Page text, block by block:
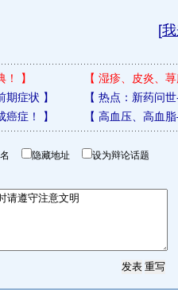
[
】 【 湿疹、皮炎、
期症状 】 【 热点：新药问
症！ 】 【 高血压、高血
名 隐藏地址 设为辩论话题